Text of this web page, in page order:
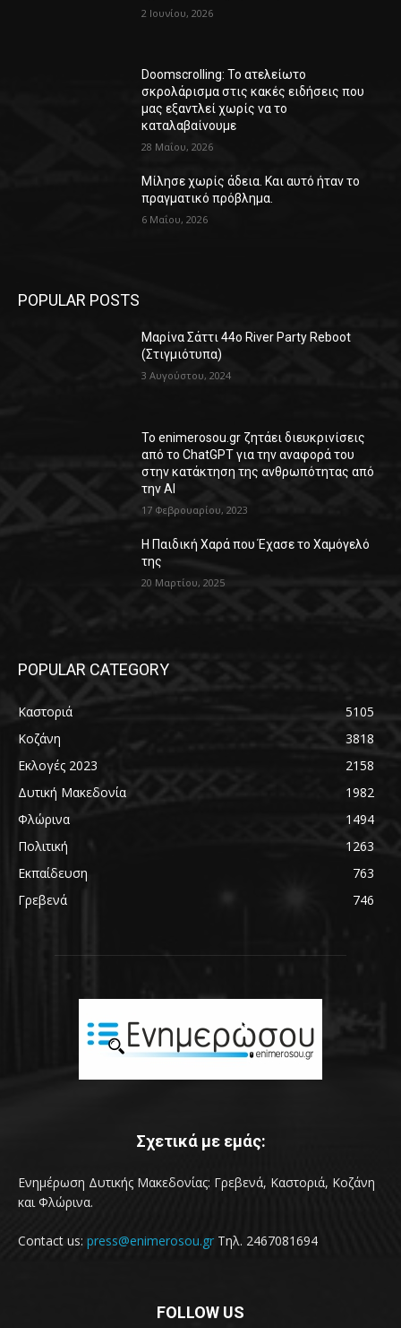
2 Ιουνίου, 2026
Doomscrolling: Το ατελείωτο
σκρολάρισμα στις κακές ειδήσεις που
μας εξαντλεί χωρίς να το
καταλαβαίνουμε
28 Μαΐου, 2026
Μίλησε χωρίς άδεια. Και αυτό ήταν το
πραγματικό πρόβλημα.
6 Μαΐου, 2026
POPULAR POSTS
Μαρίνα Σάττι 44o River Party Reboot
(Στιγμιότυπα)
3 Αυγούστου, 2024
Το enimerosou.gr ζητάει διευκρινίσεις
από το ChatGPT για την αναφορά του
στην κατάκτηση της ανθρωπότητας από
την AI
17 Φεβρουαρίου, 2023
Η Παιδική Χαρά που Έχασε το Χαμόγελό
της
20 Μαρτίου, 2025
POPULAR CATEGORY
Καστοριά
5105
Κοζάνη
3818
Εκλογές 2023
2158
Δυτική Μακεδονία
1982
Φλώρινα
1494
Πολιτική
1263
Εκπαίδευση
763
Γρεβενά
746
Σχετικά με εμάς:
Ενημέρωση Δυτικής Μακεδονίας: Γρεβενά, Καστοριά, Κοζάνη
και Φλώρινα.
Contact us: press@enimerosou.gr Τηλ. 2467081694
FOLLOW US